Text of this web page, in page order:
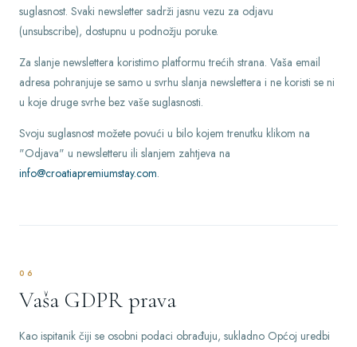
suglasnost. Svaki newsletter sadrži jasnu vezu za odjavu
(unsubscribe), dostupnu u podnožju poruke.
Za slanje newslettera koristimo platformu trećih strana. Vaša email
adresa pohranjuje se samo u svrhu slanja newslettera i ne koristi se ni
u koje druge svrhe bez vaše suglasnosti.
Svoju suglasnost možete povući u bilo kojem trenutku klikom na
"Odjava" u newsletteru ili slanjem zahtjeva na
info@croatiapremiumstay.com.
06
Vaša GDPR prava
Kao ispitanik čiji se osobni podaci obrađuju, sukladno Općoj uredbi